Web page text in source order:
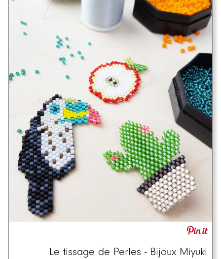
Le tissage de Perles - Bijoux Miyuki